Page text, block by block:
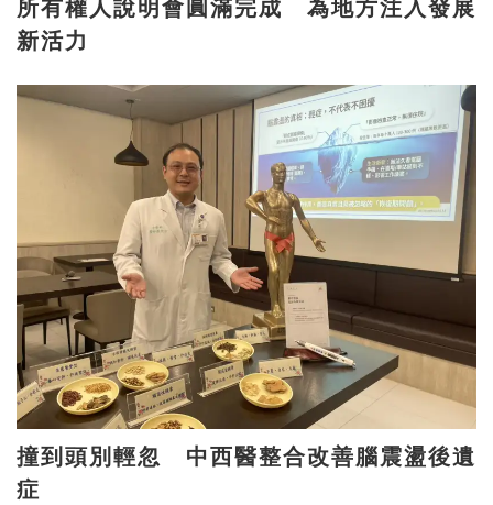
所有權人說明會圓滿完成 為地方注入發展
新活力
撞到頭別輕忽 中西醫整合改善腦震盪後遺
症